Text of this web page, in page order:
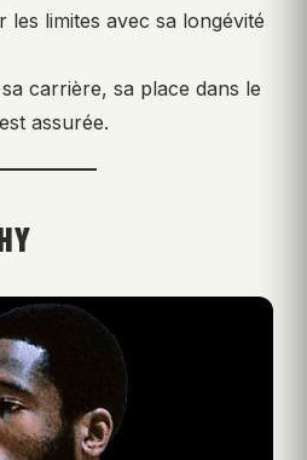
limites avec sa longévité
sa carrière, sa place dans le
assurée.